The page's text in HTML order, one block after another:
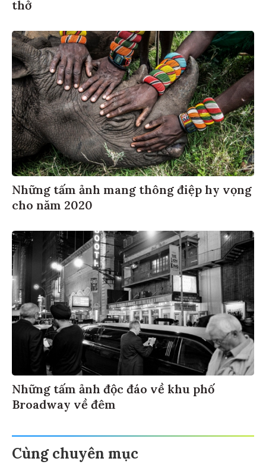
thở
Những tấm ảnh mang thông điệp hy vọng
cho năm 2020
Những tấm ảnh độc đáo về khu phố
Broadway về đêm
Cùng chuyên mục